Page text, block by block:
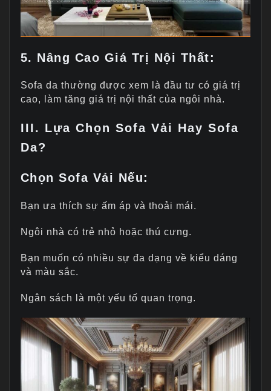
5. Nâng Cao Giá Trị Nội Thất:
Sofa da thường được xem là đầu tư có giá trị
cao, làm tăng giá trị nội thất của ngôi nhà.
III. Lựa Chọn Sofa Vải Hay Sofa
Da?
Chọn Sofa Vải Nếu:
Bạn ưa thích sự ấm áp và thoải mái.
Ngôi nhà có trẻ nhỏ hoặc thú cưng.
Bạn muốn có nhiều sự đa dạng về kiểu dáng
và màu sắc.
Ngân sách là một yếu tố quan trọng.